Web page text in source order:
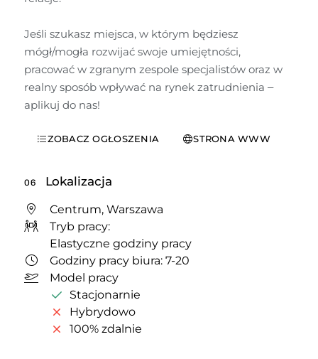
Jeśli szukasz miejsca, w którym będziesz
mógł/mogła rozwijać swoje umiejętności,
pracować w zgranym zespole specjalistów oraz w
realny sposób wpływać na rynek zatrudnienia –
aplikuj do nas!
ZOBACZ OGŁOSZENIA STRONA WWW
06 Lokalizacja
Centrum, Warszawa
Tryb pracy:
Elastyczne godziny pracy
Godziny pracy biura: 7-20
Model pracy
Stacjonarnie
Hybrydowo
100% zdalnie